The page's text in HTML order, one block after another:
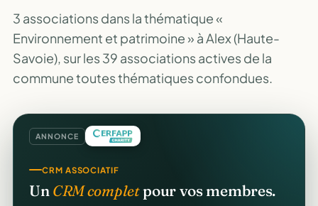
3 associations dans la thématique «
Environnement et patrimoine » à Alex (Haute-
Savoie), sur les 39 associations actives de la
commune toutes thématiques confondues.
ANNONCE
CRM ASSOCIATIF
UnCRM completpour vos membres.
COLLECTE DE DONS
Collectez des donsen ligne.